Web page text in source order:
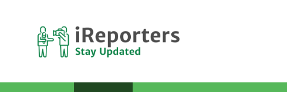
contenuto